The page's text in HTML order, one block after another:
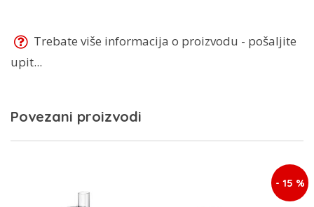
Trebate više informacija o proizvodu - pošaljite
upit...
Povezani proizvodi
- 15 %